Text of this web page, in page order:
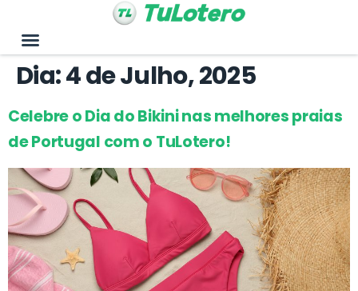
Dia:4 de Julho, 2025
Celebre o Dia do Bikini nas melhores praias
de Portugal com o TuLotero!